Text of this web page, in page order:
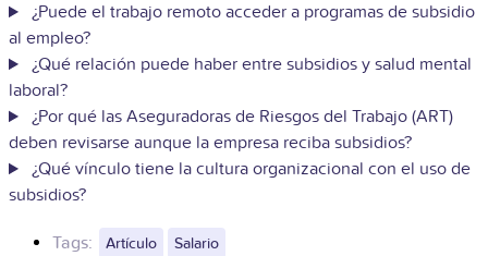
¿Puede el trabajo remoto acceder a programas de subsidio
al empleo?
¿Qué relación puede haber entre subsidios y salud mental
laboral?
¿Por qué las Aseguradoras de Riesgos del Trabajo (ART)
deben revisarse aunque la empresa reciba subsidios?
¿Qué vínculo tiene la cultura organizacional con el uso de
subsidios?
Tags: Artículo Salario